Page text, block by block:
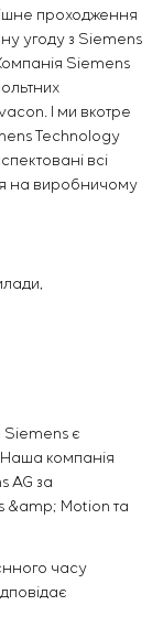
проходження
угоду з Siemens
Siemens
І ми вкотре
Technology
всі
на виробничому
Siemens є
компанія
AG за
Motion та
часу